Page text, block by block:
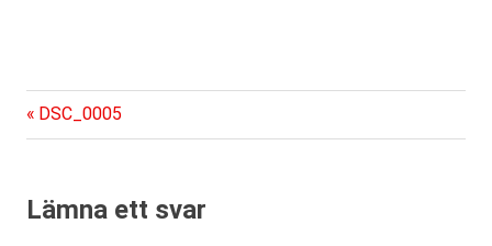
Inläggsnavigering
Föregående
inlägg:
DSC_0005
Lämna ett svar